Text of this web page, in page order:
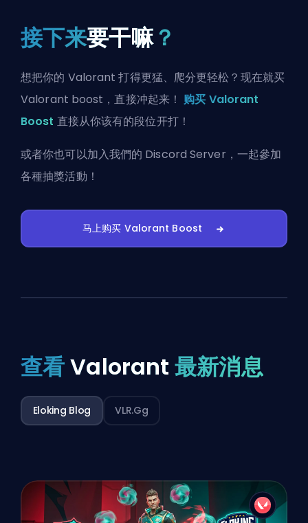
接下来要干嘛？
想把你的 Valorant 打得更猛、爬分更轻松？现在就买
Valorant boost，直接冲起来！购买 Valorant
Boost 直接从你该有的段位开打！
或者你也可以加入我們的 Discord Server ，一起參加
各種抽獎活動！
马上购买 Valorant Boost
查看Valorant 最新消息
Eloking Blog VLR.gg